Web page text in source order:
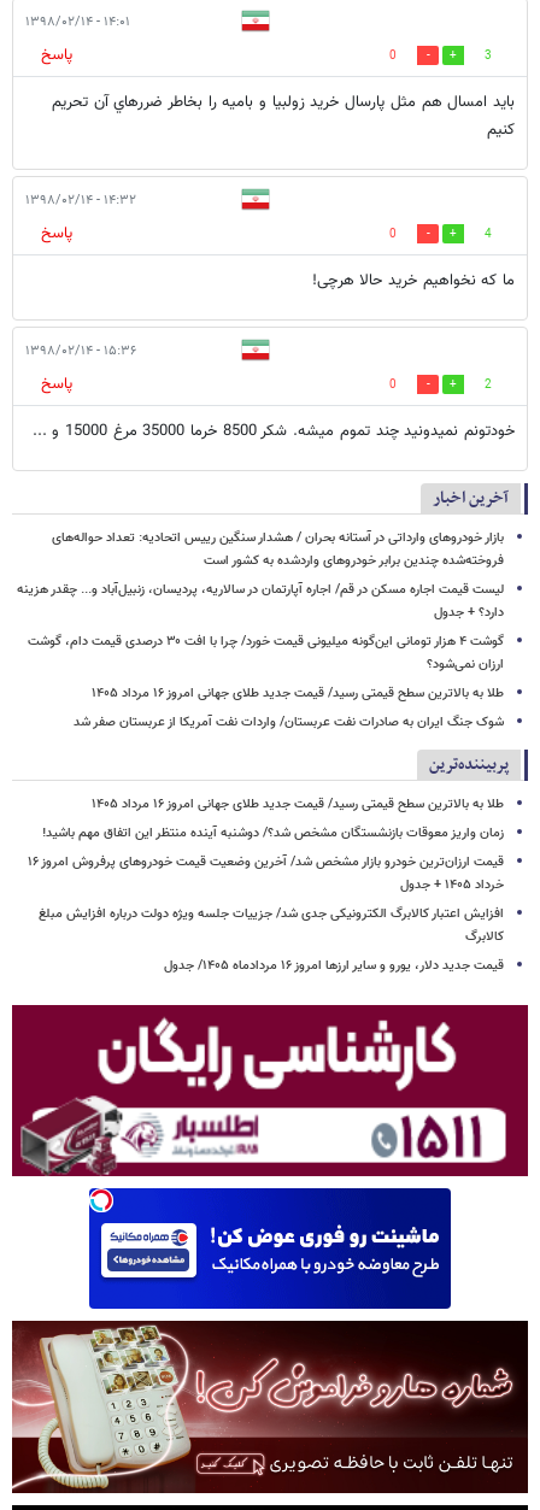
۱۴:۰۱ - ۱۳۹۸/۰۲/۱۴
3
0
پاسخ
بايد امسال هم مثل پارسال خريد زولبيا و باميه را بخاطر ضررهاي آن تحريم
كنيم
۱۴:۳۲ - ۱۳۹۸/۰۲/۱۴
4
0
پاسخ
ما که نخواهیم خرید حالا هرچی!
۱۵:۳۶ - ۱۳۹۸/۰۲/۱۴
2
0
پاسخ
خودتونم نمیدونید چند تموم میشه. شکر 8500 خرما 35000 مرغ 15000 و ...
آخرین اخبار
بازار خودروهای وارداتی در آستانه بحران / هشدار سنگین رییس اتحادیه: تعداد حواله‌های
فروخته‌شده چندین برابر خودروهای واردشده به کشور است
لیست قیمت اجاره مسکن در قم/ اجاره آپارتمان در سالاریه، پردیسان، زنبیل‌آباد و... چقدر هزینه
دارد؟ + جدول
گوشت ۴ هزار تومانی این‌گونه میلیونی قیمت خورد/ چرا با افت ۳۰ درصدی قیمت دام، گوشت
ارزان نمی‌شود؟
طلا به بالاترین سطح قیمتی رسید/ قیمت جدید طلای جهانی امروز ۱۶ مرداد ۱۴۰۵
شوک جنگ ایران به صادرات نفت عربستان/ واردات نفت آمریکا از عربستان صفر شد
پربیننده‌ترین
طلا به بالاترین سطح قیمتی رسید/ قیمت جدید طلای جهانی امروز ۱۶ مرداد ۱۴۰۵
زمان واریز معوقات بازنشستگان مشخص شد؟/ دوشنبه آینده منتظر این اتفاق مهم باشید!
قیمت ارزان‌ترین خودرو بازار مشخص شد/ آخرین وضعیت قیمت خودروهای پرفروش امروز ۱۶
خرداد ۱۴۰۵ + جدول
افزایش اعتبار کالابرگ الکترونیکی جدی شد/ جزییات جلسه ویژه دولت درباره افزایش مبلغ
کالابرگ
قیمت جدید دلار، یورو و سایر ارزها امروز ۱۶ مردادماه ۱۴۰۵/ جدول